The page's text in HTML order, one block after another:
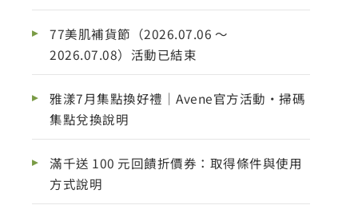
77美肌補貨節（2026.07.06 ～
2026.07.08）活動已結束
雅漾7月集點換好禮｜Avene官方活動・掃碼
集點兌換說明
滿千送 100 元回饋折價券：取得條件與使用
方式說明